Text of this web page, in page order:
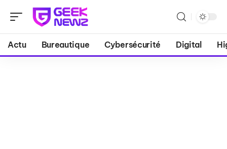
Actu Bureautique Cybersécurité Digital